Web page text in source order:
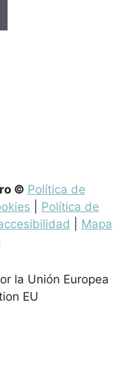
© Política de
Política de
Mapa
la Unión Europea
EU